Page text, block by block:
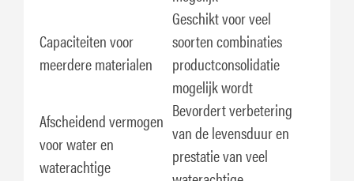
Capaciteiten voor
meerdere materialen
Geschikt voor veel
soorten combinaties
productconsolidatie
mogelijk wordt
Afscheidend vermogen
voor water en
waterachtige
Bevordert verbetering
van de levensduur en
prestatie van veel